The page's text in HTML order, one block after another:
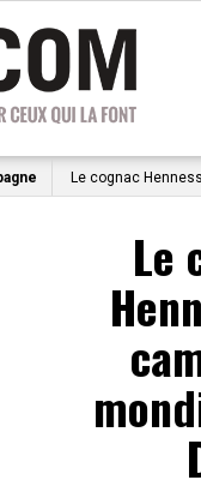
Le cognac
Le